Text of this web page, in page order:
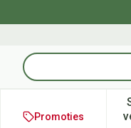
Product, merk,
Promoties